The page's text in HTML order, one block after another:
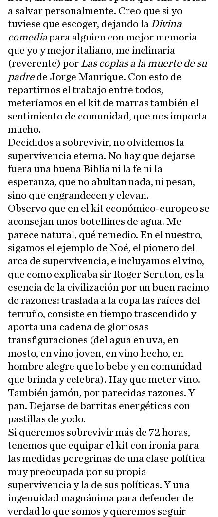
a salvar personalmente. Creo que si yo
tuviese que escoger, dejando la Divina
comediapara alguien con mejor memoria
que yo y mejor italiano, me inclinaría
(reverente) por Las coplas a la muerte de su
padrede Jorge Manrique. Con esto de
repartirnos el trabajo entre todos,
meteríamos en el kit de marras también el
sentimiento de comunidad, que nos importa
mucho.
Decididos a sobrevivir, no olvidemos la
supervivencia eterna. No hay que dejarse
fuera una buena Biblia ni la fe ni la
esperanza, que no abultan nada, ni pesan,
sino que engrandecen y elevan.
Observo que en el kit económico-europeo se
aconsejan unos botellines de agua. Me
parece natural, qué remedio. En el nuestro,
sigamos el ejemplo de Noé, el pionero del
arca de supervivencia, e incluyamos el vino,
que como explicaba sir Roger Scruton, es la
esencia de la civilización por un buen racimo
de razones: traslada a la copa las raíces del
terruño, consiste en tiempo trascendido y
aporta una cadena de gloriosas
transfiguraciones (del agua en uva, en
mosto, en vino joven, en vino hecho, en
hombre alegre que lo bebe y en comunidad
que brinda y celebra). Hay que meter vino.
También jamón, por parecidas razones. Y
pan. Dejarse de barritas energéticas con
pastillas de yodo.
Si queremos sobrevivir más de 72 horas,
tenemos que equipar el kit con ironía para
las medidas peregrinas de una clase política
muy preocupada por su propia
supervivencia y la de sus políticas. Y una
ingenuidad magnánima para defender de
verdad lo que somos y queremos seguir